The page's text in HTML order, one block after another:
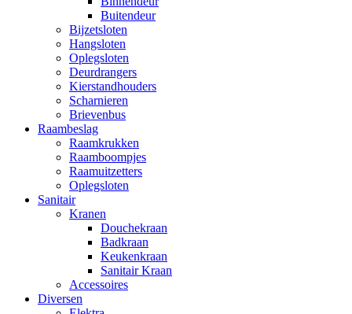
Buitendeur
Bijzetsloten
Hangsloten
Oplegsloten
Deurdrangers
Kierstandhouders
Scharnieren
Brievenbus
Raambeslag
Raamkrukken
Raamboompjes
Raamuitzetters
Oplegsloten
Sanitair
Kranen
Douchekraan
Badkraan
Keukenkraan
Sanitair Kraan
Accessoires
Diversen